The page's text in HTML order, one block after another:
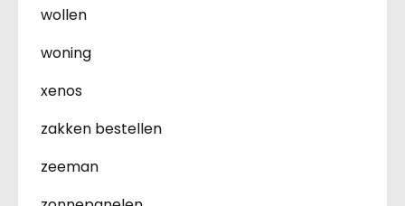
wollen
woning
xenos
zakken bestellen
zeeman